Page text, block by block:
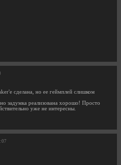
сделана, но ее геймплей слишком
задумка реализована хорошо! Просто
уже не интересны.